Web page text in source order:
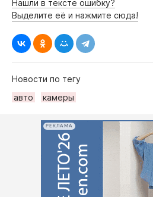
Нашли в тексте ошибку?
Выделите её и нажмите сюда!
Новости по тегу
авто
камеры
РЕКЛАМА